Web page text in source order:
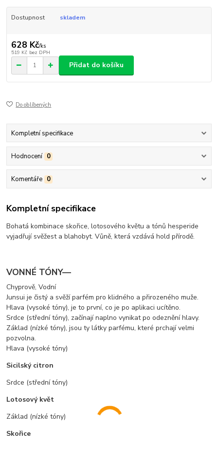
Dostupnost skladem
628 Kč/ks
519 Kč bez DPH
Přidat do košíku
Do oblíbených
Kompletní specifikace
Hodnocení 0
Komentáře 0
Kompletní specifikace
Bohatá kombinace skořice, lotosového květu a tónů hesperide
vyjadřují svěžest a blahobyt. Vůně, která vzdává hold přírodě.
VONNÉ TÓNY—
Chyprově, Vodní
Junsui je čistý a svěží parfém pro klidného a přirozeného muže.
Hlava (vysoké tóny), je to první, co je po aplikaci ucítěno.
Srdce (střední tóny), začínají naplno vynikat po odeznění hlavy.
Základ (nízké tóny), jsou ty látky parfému, které prchají velmi
pozvolna.
Hlava (vysoké tóny)
Sicilský citron
Srdce (střední tóny)
Lotosový květ
Základ (nízké tóny)
Skořice